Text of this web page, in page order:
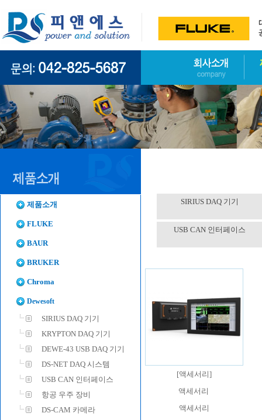
제품소개
FLUKE
BAUR
BRUKER
Chroma
Dewesoft
SIRIUS DAQ 기기
KRYPTON DAQ 기기
DEWE-43 USB DAQ 기기
DS-NET DAQ 시스템
USB CAN 인터페이스
항공 우주 장비
DS-CAM 카메라
SIRIUS DAQ 기기
USB CAN 인터페이스
[액세서리 ]
액세서리
액세서리